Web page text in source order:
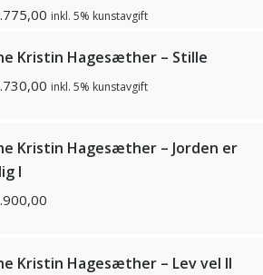
inkl. 5% kunstavgift
Kristin Hagesæther – Stille
inkl. 5% kunstavgift
Kristin Hagesæther – Jorden er
I
Kristin Hagesæther – Lev vel II